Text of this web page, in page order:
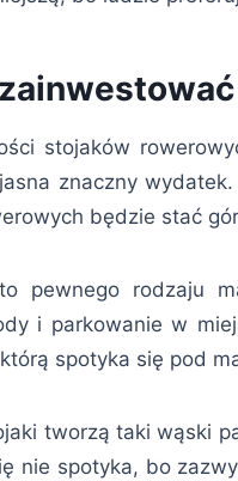
stojaków
znaczny
będzie stać
pewnego rodzaju
i parkowanie w
spotyka się pod
tworzą taki wąski
nie spotyka, bo